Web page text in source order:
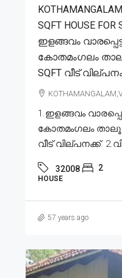
SQFT HOUSE FOR
ഇളങ്ങവം
കോതമംഗലം
SQFT വീട്
1.ഇളങ്ങവം
കോതമംഗലം
വീട് വില്പനക്ക്.
32008 2
HOUSE
57 years ago